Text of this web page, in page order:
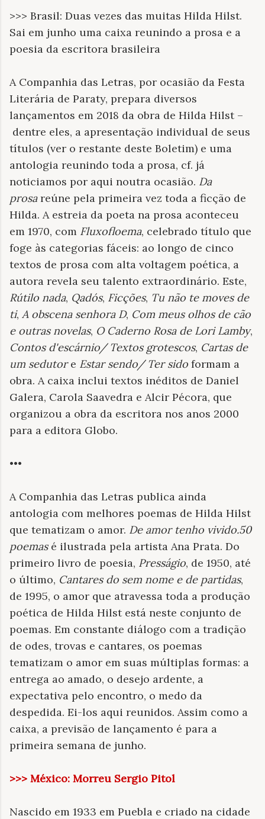
>>> Brasil: Duas vezes das muitas Hilda Hilst.
Sai em junho uma caixa reunindo a prosa e a
poesia da escritora brasileira
A Companhia das Letras, por ocasião da Festa
Literária de Paraty, prepara diversos
lançamentos em 2018 da obra de Hilda Hilst –
dentre eles, a apresentação individual de seus
títulos (ver o restante deste Boletim) e uma
antologia reunindo toda a prosa, cf. já
noticiamos por aqui noutra ocasião. Da
prosareúne pela primeira vez toda a ficção de
Hilda. A estreia da poeta na prosa aconteceu
em 1970, com Fluxofloema, celebrado título que
foge às categorias fáceis: ao longo de cinco
textos de prosa com alta voltagem poética, a
autora revela seu talento extraordinário. Este,
Rútilo nada, Qadós, Ficções, Tu não te moves de
ti, A obscena senhora D, Com meus olhos de cão
e outras novelas, O Caderno Rosa de Lori Lamby,
Contos d'escárnio/ Textos grotescos, Cartas de
um sedutore Estar sendo/ Ter sido formam a
obra. A caixa inclui textos inéditos de Daniel
Galera, Carola Saavedra e Alcir Pécora, que
organizou a obra da escritora nos anos 2000
para a editora Globo.
•••
A Companhia das Letras publica ainda
antologia com melhores poemas de Hilda Hilst
que tematizam o amor. De amor tenho vivido.50
poemasé ilustrada pela artista Ana Prata. Do
primeiro livro de poesia, Presságio, de 1950, até
o último, Cantares do sem nome e de partidas,
de 1995, o amor que atravessa toda a produção
poética de Hilda Hilst está neste conjunto de
poemas. Em constante diálogo com a tradição
de odes, trovas e cantares, os poemas
tematizam o amor em suas múltiplas formas: a
entrega ao amado, o desejo ardente, a
expectativa pelo encontro, o medo da
despedida. Ei-los aqui reunidos. Assim como a
caixa, a previsão de lançamento é para a
primeira semana de junho.
>>> México: Morreu Sergio Pitol
Nascido em 1933 em Puebla e criado na cidade